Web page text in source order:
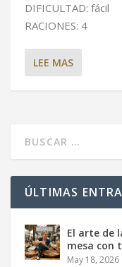
DIFICULTAD: fácil
RACIONES: 4
LEE MAS
ÚLTIMAS
El arte de
mesa con
May 18, 2026